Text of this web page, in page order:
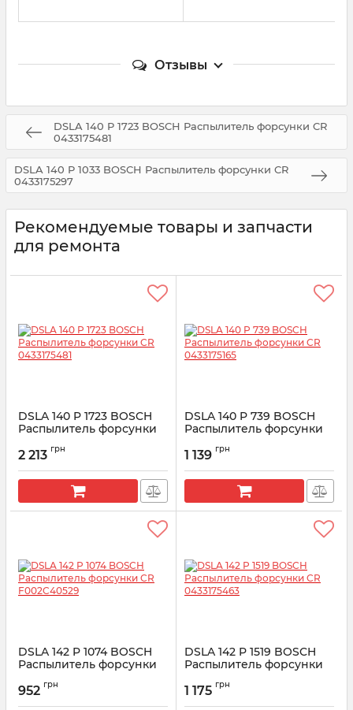
Отзывы
DSLA 140 P 1723 BOSCH Распылитель форсунки CR
0433175481
DSLA 140 P 1033 BOSCH Распылитель форсунки CR
0433175297
Рекомендуемые товары и запчасти
для ремонта
DSLA 140 P 1723 BOSCH
Распылитель форсунки
Артикул:
2 213 грн
DSLA 140 P 739 BOSCH
Распылитель форсунки
Артикул:
1 139 грн
DSLA 142 P 1074 BOSCH
Распылитель форсунки
Артикул:
952 грн
DSLA 142 P 1519 BOSCH
Распылитель форсунки
Артикул:
1 175 грн